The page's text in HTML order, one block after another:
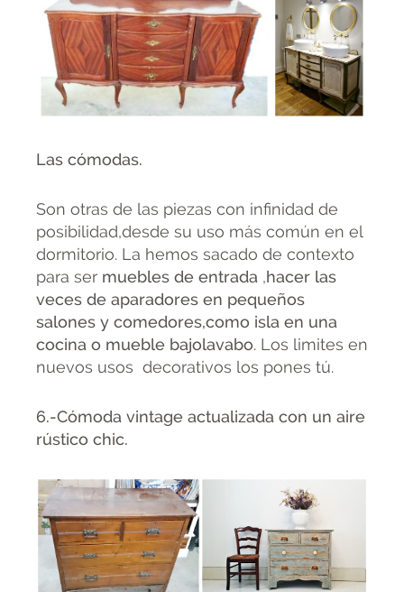
Las cómodas.
Son otras de las piezas con infinidad de
posibilidad,desde su uso más común en el
dormitorio. La hemos sacado de contexto
para ser muebles de entrada ,hacer las
veces de aparadores en pequeños
salones y comedores,como isla en una
cocina o mueble bajolavabo. Los limites en
nuevos usos decorativos los pones tú.
6.-Cómoda vintage actualizada con un aire
rústico chic.